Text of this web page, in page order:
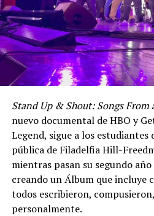
Stand Up & Shout: Songs
nuevo documental de HBO y
Legend, sigue a los estudiantes
pública de Filadelfia Hill-
mientras pasan su segundo
creando un Álbum que incluye
todos escribieron,
personalmente.